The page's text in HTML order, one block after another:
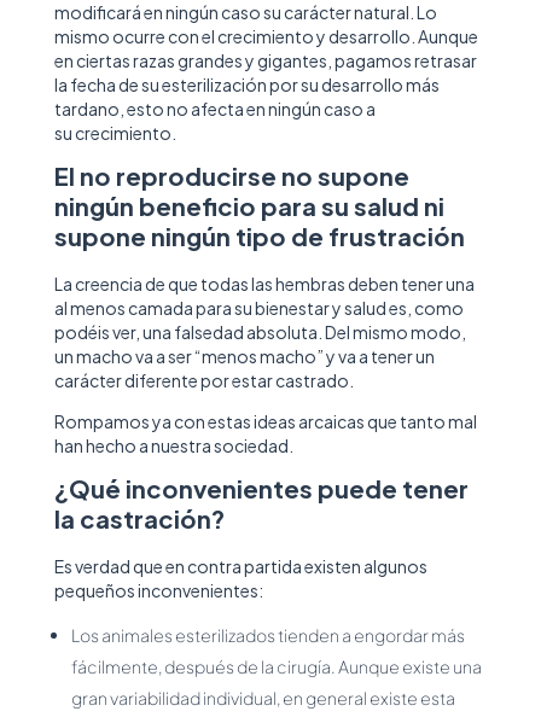
modificará en ningún caso su carácter natural. Lo
mismo ocurre con el crecimiento y desarrollo. Aunque
en ciertas razas grandes y gigantes, pagamos retrasar
la fecha de su esterilización por su desarrollo más
tardano, esto no afecta en ningún caso a
su crecimiento.
El no reproducirse no supone
ningún beneficio para su salud ni
supone ningún tipo de frustración
La creencia de que todas las hembras deben tener una
al menos camada para su bienestar y salud es, como
podéis ver, una falsedad absoluta. Del mismo modo,
un macho va a ser “menos macho” y va a tener un
carácter diferente por estar castrado.
Rompamos ya con estas ideas arcaicas que tanto mal
han hecho a nuestra sociedad.
¿Qué inconvenientes puede tener
la castración?
Es verdad que en contra partida existen algunos
pequeños inconvenientes:
Los animales esterilizados tienden a engordar más
fácilmente, después de la cirugía. Aunque existe una
gran variabilidad individual, en general existe esta